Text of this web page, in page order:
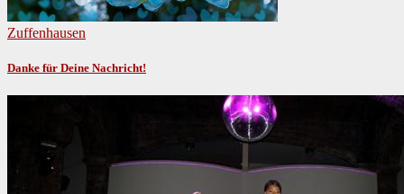
Zuffenhausen
Danke für Deine Nachricht!